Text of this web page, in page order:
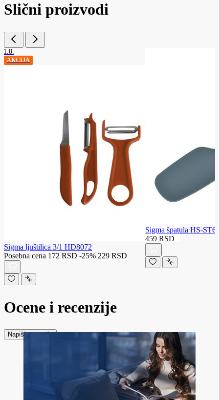
Slični proizvodi
AKCIJA
Sigma ljuštilica 3/1 HD8072
Posebna cena 172 RSD -25% 229 RSD
Sigma špatula HS-
459 RSD
Ocene i recenzije
Napiši recenziju